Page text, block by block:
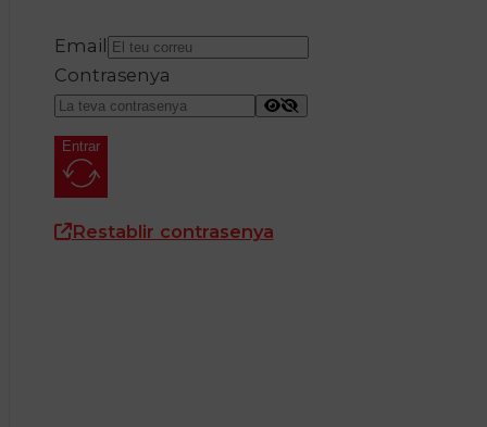
Email
Contrasenya
Entrar
Restablir contrasenya